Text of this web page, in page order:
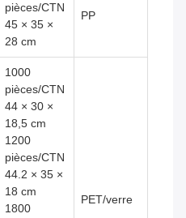
pièces/CTN
45 × 35 ×
28 cm
PP
1000
pièces/CTN
44 × 30 ×
18,5 cm
1200
pièces/CTN
44.2 × 35 ×
18 cm
1800
PET/verre